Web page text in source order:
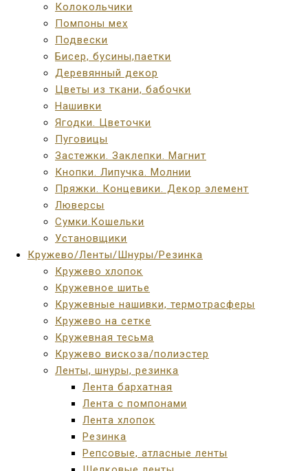
Колокольчики
Помпоны мех
Подвески
Бисер, бусины,паетки
Деревянный декор
Цветы из ткани, бабочки
Нашивки
Ягодки. Цветочки
Пуговицы
Застежки. Заклепки. Магнит
Кнопки. Липучка. Молнии
Пряжки. Концевики. Декор элемент
Люверсы
Сумки.Кошельки
Установщики
Кружево/Ленты/Шнуры/Резинка
Кружево хлопок
Кружевное шитье
Кружевные нашивки, термотрасферы
Кружево на сетке
Кружевная тесьма
Кружево вискоза/полиэстер
Ленты, шнуры, резинка
Лента бархатная
Лента с помпонами
Лента хлопок
Резинка
Репсовые, атласные ленты